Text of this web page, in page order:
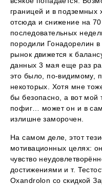
границей и в
отсюда и снижение на
последовательных
породили Гонадорелин в
рынок движется к
данных 3 мая еще раз
это было, по-видимому,
некоторых. Хотя мне
бы безопасно, а вот мой
пофиг… может он и в
излишне заморочен.
На самом деле, этот
мотивационных целях:
чувство
достижениями и т.
Oxandrolon со скидкой